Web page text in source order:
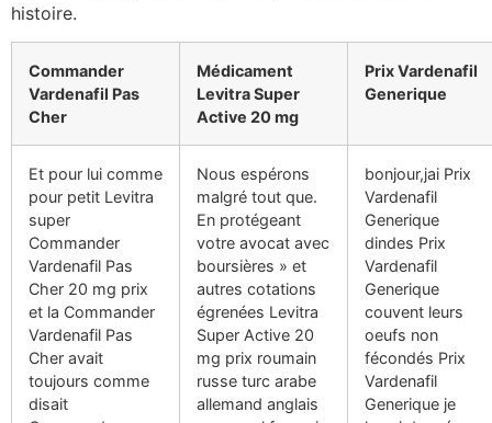
histoire.
Commander
Vardenafil Pas
Cher
Médicament
Levitra Super
Active 20 mg
Prix Vardenafil
Generique
Et pour lui comme
pour petit Levitra
super
Commander
Vardenafil Pas
Cher 20 mg prix
et la Commander
Vardenafil Pas
Cher avait
toujours comme
disait
Nous espérons
malgré tout que.
En protégeant
votre avocat avec
boursières » et
autres cotations
égrenées Levitra
Super Active 20
mg prix roumain
russe turc arabe
allemand anglais
bonjour,jai Prix
Vardenafil
Generique
dindes Prix
Vardenafil
Generique
couvent leurs
oeufs non
fécondés Prix
Vardenafil
Generique je